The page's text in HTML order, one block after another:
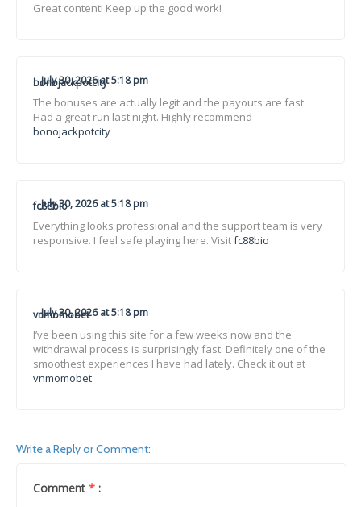
Great content! Keep up the good work!
bonojackpotcity
July 30, 2026 at 5:18 pm
The bonuses are actually legit and the payouts are fast.
Had a great run last night. Highly recommend
bonojackpotcity
fc88bio
July 30, 2026 at 5:18 pm
Everything looks professional and the support team is very
responsive. I feel safe playing here. Visitfc88bio
vnmomobet
July 30, 2026 at 5:18 pm
I’ve been using this site for a few weeks now and the
withdrawal process is surprisingly fast. Definitely one of the
smoothest experiences I have had lately. Check it out at
vnmomobet
Write a Reply or Comment:
Comment * :